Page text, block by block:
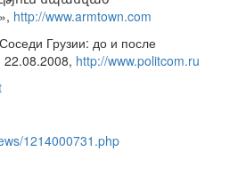
http://www.armtown.com
Грузии: до и после
http://www.politcom.ru
1214000731.php